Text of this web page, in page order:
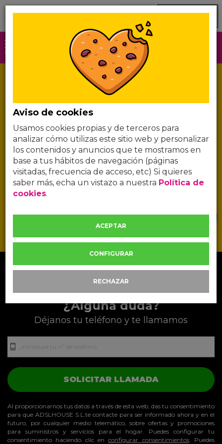
Ya clientes
MENÚ
COMPROBAR
COBERTURA JAZZTEL
FIBRA
600Mb
Segunda vivienda
TELÉFONO FIJO
Solo pagas por lo que hablas
14 '95
*
DEFINITIVO
¿Alguna duda?
Déjanos tu teléfono y te llamamos
SOLICITAR LLAMADA
Al proporcionarnos tus datos a través de esta web, das tu consentimiento
para que ADSLHOUSE S.L.te contacte para ser informado ahora y en el
futuro, por cualquier medio telemático, sobre ofertas y promociones
para suministros y servicios para el hogar. Puedes configurar tu
consentimiento haciendo clic enconfigurar consentimientos. Puedes
Aviso de cookies
Usamos cookies propias y de terceros para
analizar cómo utilizas este sitio web y personalizar
los contenidos y anuncios que te mostramos en
base a tus hábitos de navegación (páginas
visitadas, frecuencia de acceso, etc) Si quieres
saber más, echa un vistazo a nuestra Política de
cookies.
ACEPTAR
CONFIGURAR
RECHAZAR